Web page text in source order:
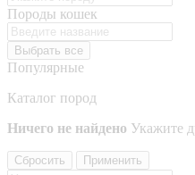
Породы кошек
Выбрать все
Популярные
Каталог пород
Ничего не найдено Укажите
Сбросить Применить